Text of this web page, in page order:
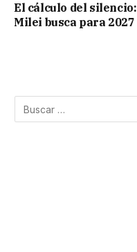
El cálculo del
Milei busca para 2027